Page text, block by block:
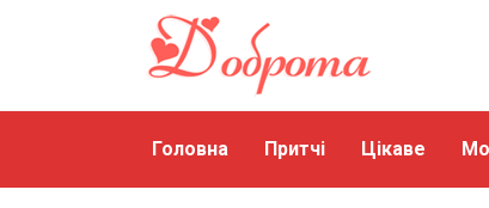
Головна Притчі Цікаве